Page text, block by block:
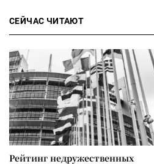
СЕЙЧАС ЧИТАЮТ
Рейтинг недружественных